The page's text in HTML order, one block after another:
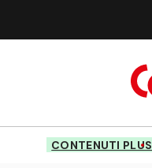
CONTENUTI PLUS